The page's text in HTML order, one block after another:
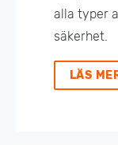
alla typer
säkerhet.
LÄS